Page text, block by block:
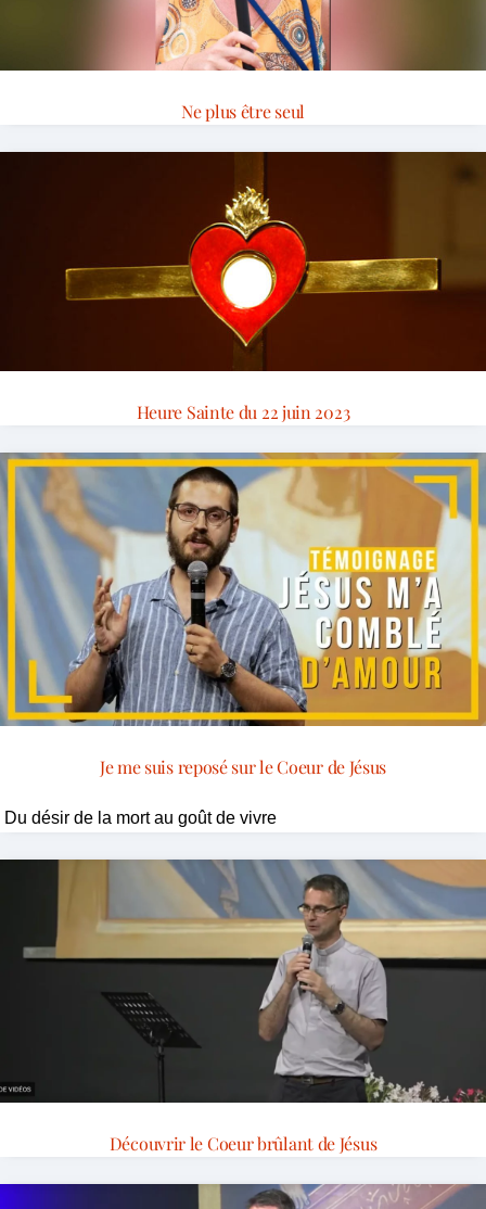
Ne plus être seul
Heure Sainte du 22 juin 2023
Je me suis reposé sur le Coeur de Jésus
Du désir de la mort au goût de vivre
Découvrir le Coeur brûlant de Jésus